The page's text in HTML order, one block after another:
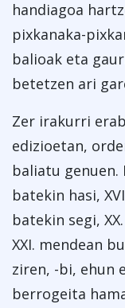
handiagoa
pixkanaka-
balioak eta
betetzen ari
Zer irakurri
edizioetan,
baliatu genuen.
batekin hasi,
batekin segi,
XXI. mendean
ziren, -bi, ehun
berrogeita